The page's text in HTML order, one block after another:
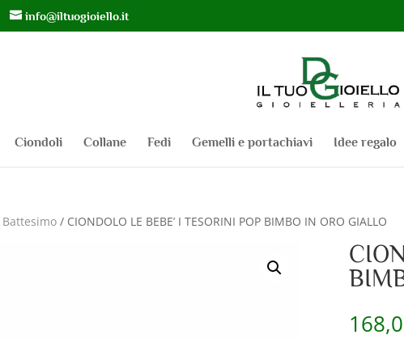
info@iltuogioiello.it
Ciondoli Collane Fedi Gemelli e portachiavi Idee regalo
Battesimo / CIONDOLO LE BEBE’ I TESORINI POP BIMBO IN ORO GIALLO